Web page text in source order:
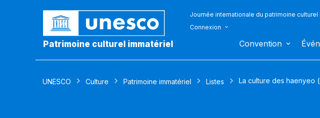
Patrimoine culturel immatériel
Journée internationale du patrimoine culturel
Connexion
Convention
UNESCO Culture Patrimoine immatériel Listes La culture des haenyeo